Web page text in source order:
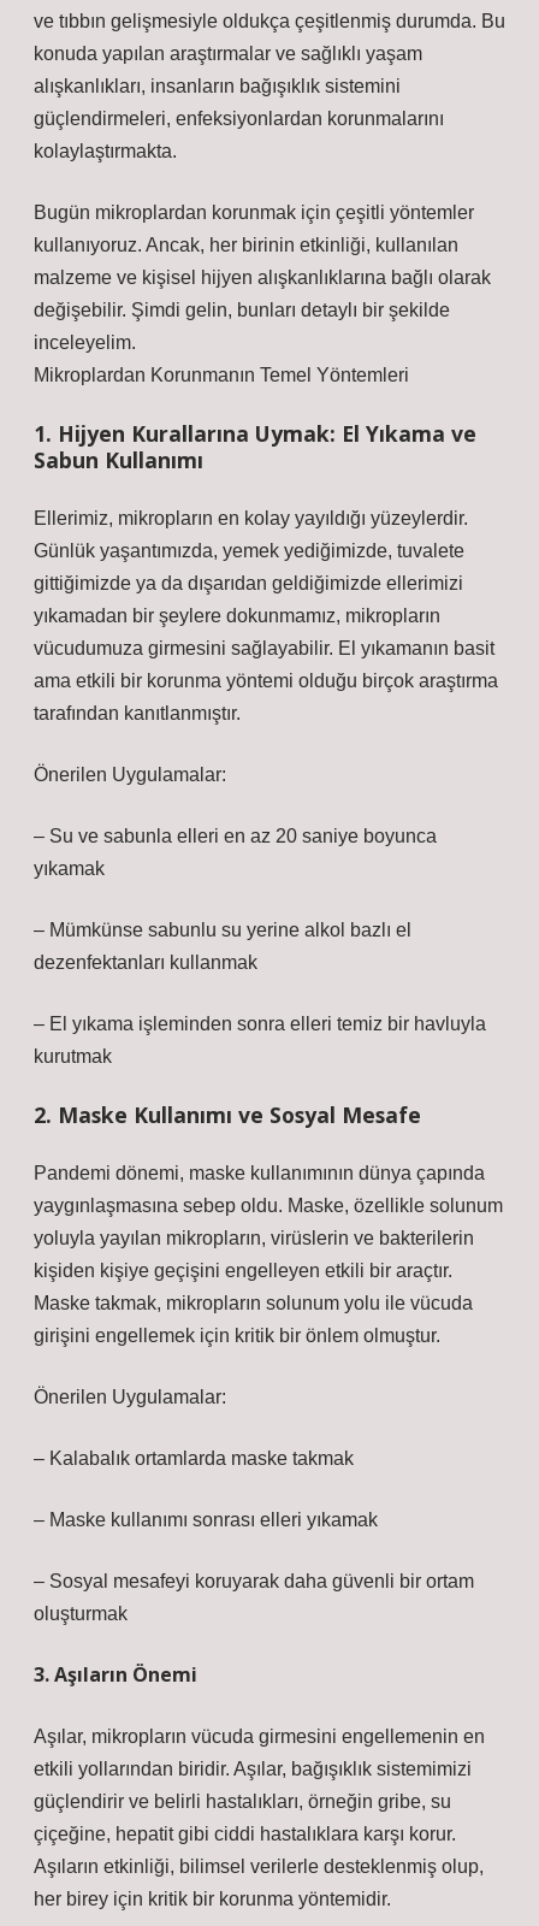
ve tıbbın gelişmesiyle oldukça çeşitlenmiş durumda. Bu
konuda yapılan araştırmalar ve sağlıklı yaşam
alışkanlıkları, insanların bağışıklık sistemini
güçlendirmeleri, enfeksiyonlardan korunmalarını
kolaylaştırmakta.
Bugün mikroplardan korunmak için çeşitli yöntemler
kullanıyoruz. Ancak, her birinin etkinliği, kullanılan
malzeme ve kişisel hijyen alışkanlıklarına bağlı olarak
değişebilir. Şimdi gelin, bunları detaylı bir şekilde
inceleyelim.
Mikroplardan Korunmanın Temel Yöntemleri
1. Hijyen Kurallarına Uymak: El Yıkama ve
Sabun Kullanımı
Ellerimiz, mikropların en kolay yayıldığı yüzeylerdir.
Günlük yaşantımızda, yemek yediğimizde, tuvalete
gittiğimizde ya da dışarıdan geldiğimizde ellerimizi
yıkamadan bir şeylere dokunmamız, mikropların
vücudumuza girmesini sağlayabilir. El yıkamanın basit
ama etkili bir korunma yöntemi olduğu birçok araştırma
tarafından kanıtlanmıştır.
Önerilen Uygulamalar:
– Su ve sabunla elleri en az 20 saniye boyunca
yıkamak
– Mümkünse sabunlu su yerine alkol bazlı el
dezenfektanları kullanmak
– El yıkama işleminden sonra elleri temiz bir havluyla
kurutmak
2. Maske Kullanımı ve Sosyal Mesafe
Pandemi dönemi, maske kullanımının dünya çapında
yaygınlaşmasına sebep oldu. Maske, özellikle solunum
yoluyla yayılan mikropların, virüslerin ve bakterilerin
kişiden kişiye geçişini engelleyen etkili bir araçtır.
Maske takmak, mikropların solunum yolu ile vücuda
girişini engellemek için kritik bir önlem olmuştur.
Önerilen Uygulamalar:
– Kalabalık ortamlarda maske takmak
– Maske kullanımı sonrası elleri yıkamak
– Sosyal mesafeyi koruyarak daha güvenli bir ortam
oluşturmak
3. Aşıların Önemi
Aşılar, mikropların vücuda girmesini engellemenin en
etkili yollarından biridir. Aşılar, bağışıklık sistemimizi
güçlendirir ve belirli hastalıkları, örneğin gribe, su
çiçeğine, hepatit gibi ciddi hastalıklara karşı korur.
Aşıların etkinliği, bilimsel verilerle desteklenmiş olup,
her birey için kritik bir korunma yöntemidir.